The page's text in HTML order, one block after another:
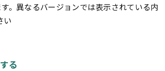
。異なるバージョンでは表示されている内
い
る